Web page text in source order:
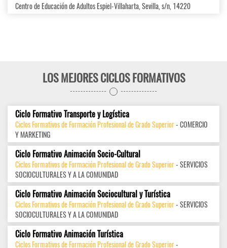
Centro de Educación de Adultos Espiel-Villaharta, Sevilla, s/n, 14220
LOS MEJORES CICLOS FORMATIVOS
Ciclo Formativo Transporte y Logística
Ciclos Formativos de Formación Profesional de Grado Superior- COMERCIO
Y MARKETING
Ciclo Formativo Animación Socio-Cultural
Ciclos Formativos de Formación Profesional de Grado Superior- SERVICIOS
SOCIOCULTURALES Y A LA COMUNIDAD
Ciclo Formativo Animación Sociocultural y Turística
Ciclos Formativos de Formación Profesional de Grado Superior- SERVICIOS
SOCIOCULTURALES Y A LA COMUNIDAD
Ciclo Formativo Animación Turística
Ciclos Formativos de Formación Profesional de Grado Superior-